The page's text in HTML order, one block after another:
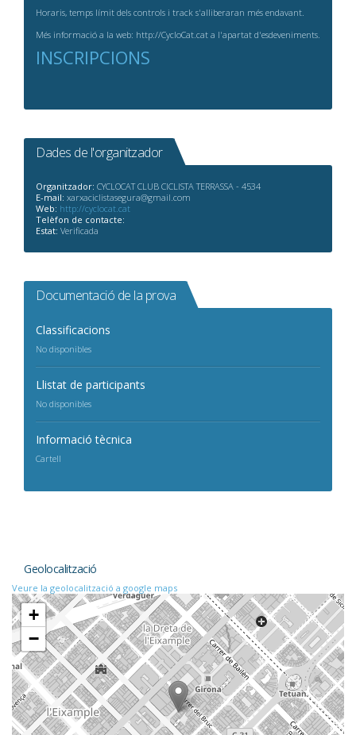
Horaris, temps límit dels controls i track s'alliberaran més endavant.
Més informació a la web: http://CycloCat.cat a l'apartat d'esdeveniments.
INSCRIPCIONS
Dades de l'organitzador
Organitzador: CYCLOCAT CLUB CICLISTA TERRASSA - 4534
E-mail: xarxaciclistasegura@gmail.com
Web: http://cyclocat.cat
Telèfon de contacte:
Estat: Verificada
Documentació de la prova
Classificacions
No disponibles
Llistat de participants
No disponibles
Informació tècnica
Cartell
Geolocalització
Veure la geolocalització a google maps
+
−